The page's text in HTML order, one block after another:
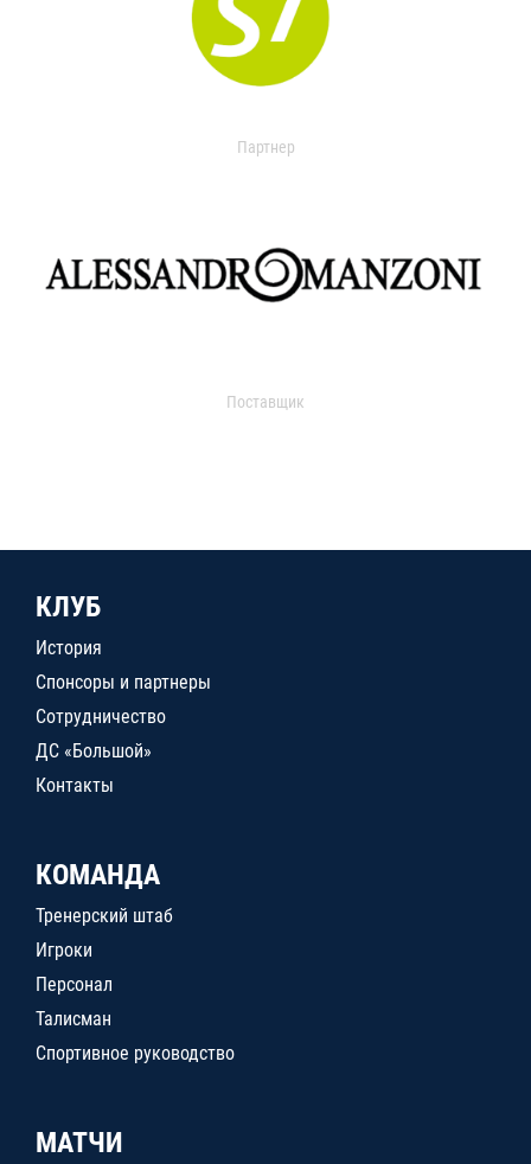
Партнер
Поставщик
КЛУБ
История
Спонсоры и партнеры
Сотрудничество
ДС «Большой»
Контакты
КОМАНДА
Тренерский штаб
Игроки
Персонал
Талисман
Спортивное руководство
МАТЧИ